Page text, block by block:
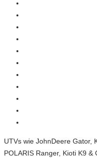
UTVs wie JohnDeere Gator,
POLARIS Ranger, Kioti K9